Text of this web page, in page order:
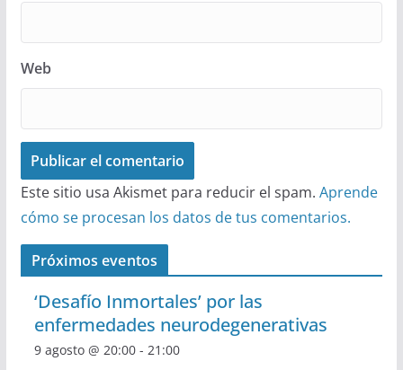
Web
Este sitio usa Akismet para reducir el spam. Aprende
cómo se procesan los datos de tus comentarios.
Próximos eventos
‘Desafío Inmortales’ por las
enfermedades neurodegenerativas
9 agosto @ 20:00- 21:00